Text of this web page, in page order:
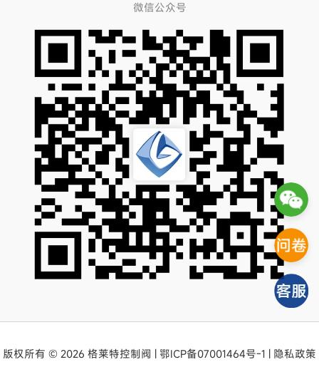
微信公众号
版权所有 © 2026 格莱特控制阀 | 鄂ICP备07001464号-1 隐私政策